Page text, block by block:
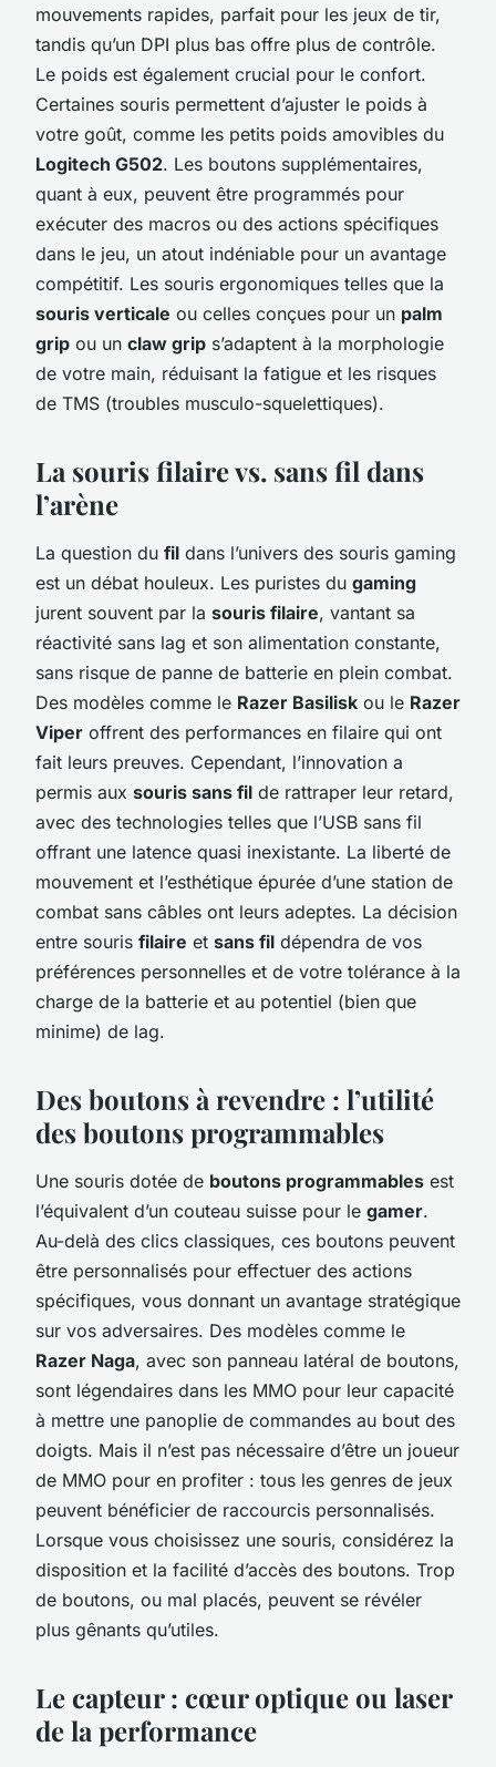
mouvements rapides, parfait pour les jeux de tir,
tandis qu’un DPI plus bas offre plus de contrôle.
Le poids est également crucial pour le confort.
Certaines souris permettent d’ajuster le poids à
votre goût, comme les petits poids amovibles du
Logitech G502. Les boutons supplémentaires,
quant à eux, peuvent être programmés pour
exécuter des macros ou des actions spécifiques
dans le jeu, un atout indéniable pour un avantage
compétitif. Les souris ergonomiques telles que la
souris verticale ou celles conçues pour un palm
grip ou un claw grip s’adaptent à la morphologie
de votre main, réduisant la fatigue et les risques
de TMS (troubles musculo-squelettiques).
La souris filaire vs. sans fil dans
l’arène
La question du fil dans l’univers des souris gaming
est un débat houleux. Les puristes du gaming
jurent souvent par la souris filaire, vantant sa
réactivité sans lag et son alimentation constante,
sans risque de panne de batterie en plein combat.
Des modèles comme le Razer Basilisk ou le Razer
Viper offrent des performances en filaire qui ont
fait leurs preuves. Cependant, l’innovation a
permis aux souris sans fil de rattraper leur retard,
avec des technologies telles que l’USB sans fil
offrant une latence quasi inexistante. La liberté de
mouvement et l’esthétique épurée d’une station de
combat sans câbles ont leurs adeptes. La décision
entre souris filaire et sans fil dépendra de vos
préférences personnelles et de votre tolérance à la
charge de la batterie et au potentiel (bien que
minime) de lag.
Des boutons à revendre : l’utilité
des boutons programmables
Une souris dotée de boutons programmables est
l’équivalent d’un couteau suisse pour le gamer.
Au-delà des clics classiques, ces boutons peuvent
être personnalisés pour effectuer des actions
spécifiques, vous donnant un avantage stratégique
sur vos adversaires. Des modèles comme le
Razer Naga, avec son panneau latéral de boutons,
sont légendaires dans les MMO pour leur capacité
à mettre une panoplie de commandes au bout des
doigts. Mais il n’est pas nécessaire d’être un joueur
de MMO pour en profiter : tous les genres de jeux
peuvent bénéficier de raccourcis personnalisés.
Lorsque vous choisissez une souris, considérez la
disposition et la facilité d’accès des boutons. Trop
de boutons, ou mal placés, peuvent se révéler
plus gênants qu’utiles.
Le capteur : cœur optique ou laser
de la performance